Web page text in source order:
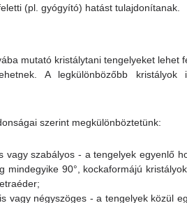
(pl. gyógyító) hatást tulajdonítanak.
mutató kristálytani tengelyeket lehet
A legkülönbözőbb
szerint megkülönböztetünk:
vagy szabályos - a tengelyek egyenlő
mindegyike 90°, kockaformájú
vagy négyszöges - a tengelyek közül